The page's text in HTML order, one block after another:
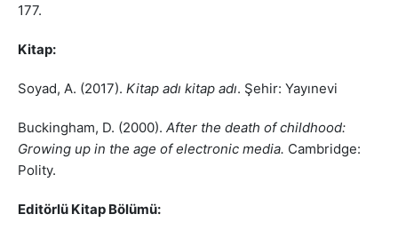
177.
Kitap:
Soyad, A. (2017). Kitap adı kitap adı. Şehir: Yayınevi
Buckingham, D. (2000). After the death of childhood:
Growing up in the age of electronic media. Cambridge:
Polity.
Editörlü Kitap Bölümü: